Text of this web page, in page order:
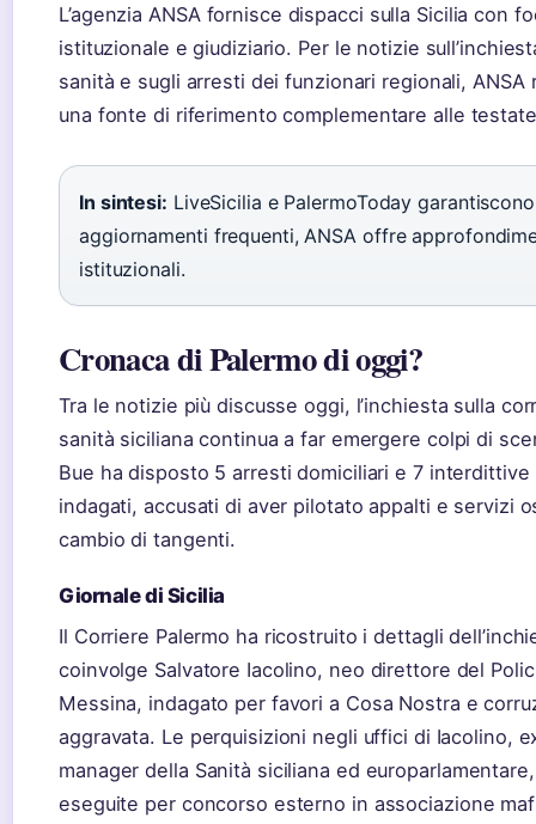
L’agenzia ANSA fornisce dispacci sulla Sicilia con
istituzionale e giudiziario. Per le notizie
sanità e sugli arresti dei funzionari regionali, ANSA
una fonte di riferimento complementare alle
In sintesi: LiveSicilia e PalermoToday garantiscono
aggiornamenti frequenti, ANSA offre
istituzionali.
Cronaca di Palermo di oggi?
Tra le notizie più discusse oggi, l’inchiesta sulla
sanità siciliana continua a far emergere colpi di
Bue ha disposto 5 arresti domiciliari e 7
indagati, accusati di aver pilotato appalti e servizi
cambio di tangenti.
Giornale di Sicilia
Il Corriere Palermo ha ricostruito i dettagli
coinvolge Salvatore Iacolino, neo direttore del
Messina, indagato per favori a Cosa Nostra e
aggravata. Le perquisizioni negli uffici di Iacolino,
manager della Sanità siciliana ed
eseguite per concorso esterno in associazione